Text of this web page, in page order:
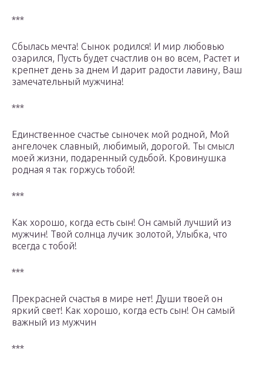
***
Сбылась мечта! Сынок родился! И мир любовью
озарился, Пусть будет счастлив он во всем, Растет и
крепнет день за днем И дарит радости лавину, Ваш
замечательный мужчина!
***
Единственное счастье сыночек мой родной, Мой
ангелочек славный, любимый, дорогой. Ты смысл
моей жизни, подаренный судьбой. Кровинушка
родная я так горжусь тобой!
***
Как хорошо, когда есть сын! Он самый лучший из
мужчин! Твой солнца лучик золотой, Улыбка, что
всегда с тобой!
***
Прекрасней счастья в мире нет! Души твоей он
яркий свет! Как хорошо, когда есть сын! Он самый
важный из мужчин
***